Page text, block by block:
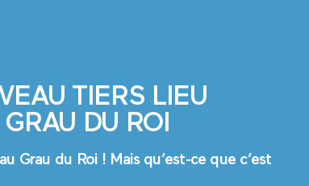
TIERS LIEU
DU ROI
Grau du Roi ! Mais qu’est-ce que c’est